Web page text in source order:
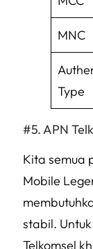
MNC
Type
APN
Kita semua
Mobile
stabil.
Telkomsel